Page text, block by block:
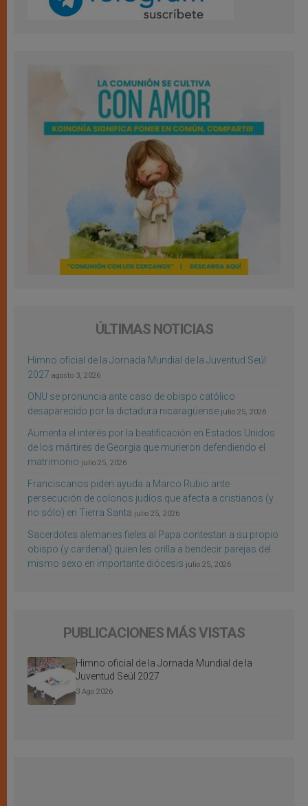
ÚLTIMAS NOTICIAS
Himno oficial de la Jornada Mundial de la Juventud Seúl
2027 agosto 3, 2026
ONU se pronuncia ante caso de obispo católico
desaparecido por la dictadura nicaragüense julio 25, 2026
Aumenta el interés por la beatificación en Estados Unidos
de los mártires de Georgia que murieron defendiendo el
matrimonio julio 25, 2026
Franciscanos piden ayuda a Marco Rubio ante
persecución de colonos judíos que afecta a cristianos (y
no sólo) en Tierra Santa julio 25, 2026
Sacerdotes alemanes fieles al Papa contestan a su propio
obispo (y cardenal) quien les orilla a bendecir parejas del
mismo sexo en importante diócesis julio 25, 2026
PUBLICACIONES MÁS VISTAS
Himno oficial de la Jornada Mundial de la
Juventud Seúl 2027
3 Ago 2026